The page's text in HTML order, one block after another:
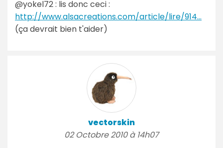
@yokel72 : lis donc ceci :
http://www.alsacreations.com/article/lire/914...
(ça devrait bien t'aider)
vectorskin
02 Octobre 2010 à 14h07